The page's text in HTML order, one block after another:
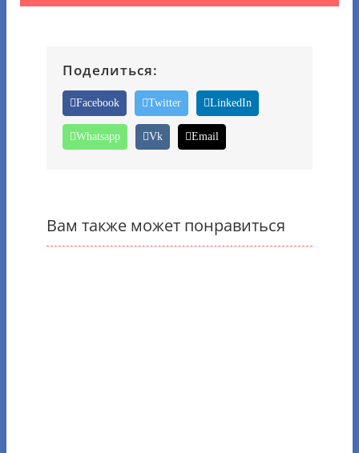
Поделиться:
Facebook Twitter LinkedIn
Whatsapp Vk Email
Вам также может понравиться